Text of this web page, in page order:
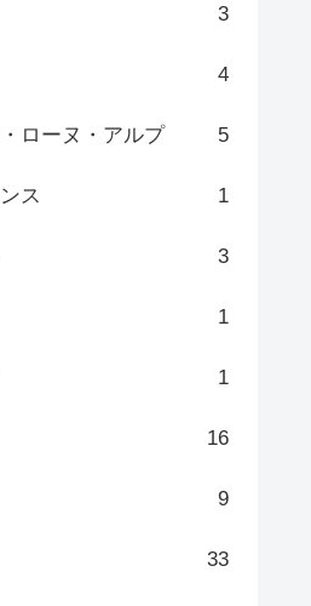
3
4
ローヌ・アルプ 5
ス 1
3
1
1
16
9
33